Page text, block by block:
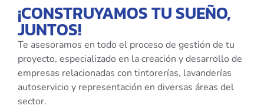
¡CONSTRUYAMOS TU SUEÑO,
JUNTOS!
Te asesoramos en todo el proceso de gestión de tu
proyecto, especializado en la creación y desarrollo de
empresas relacionadas con tintorerías, lavanderías
autoservicio y representación en diversas áreas del
sector.